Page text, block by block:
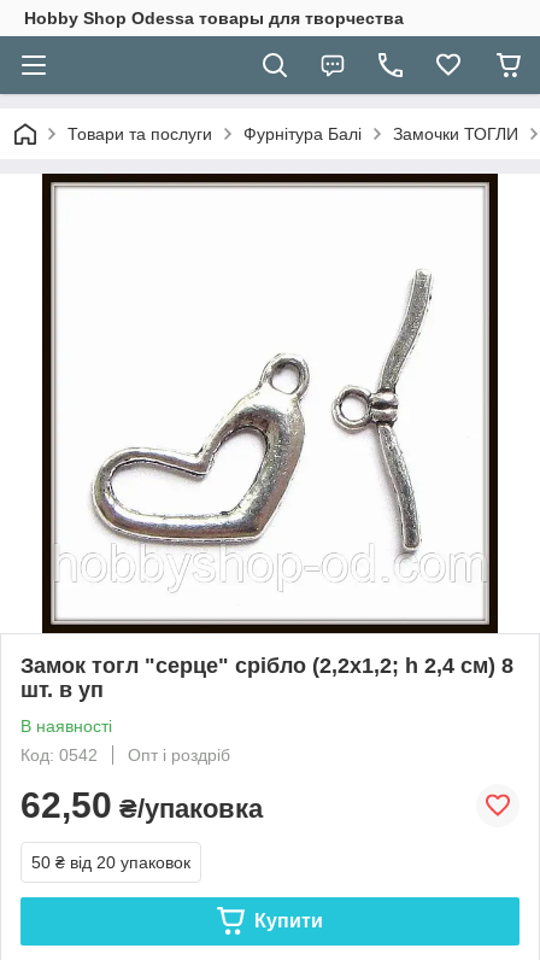
Hobbу Shop Odessa товары для творчества
Товари та послуги Фурнітура Балі Замочки ТОГЛИ
Замок тогл "серце" срібло (2,2х1,2; h 2,4 см) 8
шт. в уп
В наявності
Код: 0542
Опт і роздріб
62,50 ₴/упаковка
50 ₴ від 20 упаковок
Купити